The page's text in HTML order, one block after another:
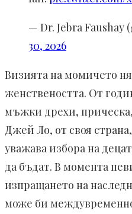
— Dr. Jebra Faushay
30, 2026
Визията на момичето
женствеността. От
мъжки дрехи,
Джей Ло, от своя
уважава избора на
да бъдат. В момента
изпращането на
може би